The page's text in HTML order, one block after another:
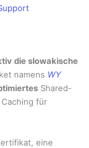
die slowakische
namens WY
Shared-
für
eine